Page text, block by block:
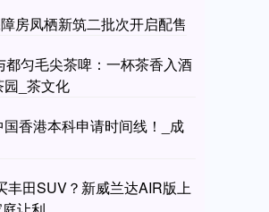
房凤栖新筑二批次开启配售
匀毛尖茶啤：一杯茶香入酒
_茶文化
香港本科申请时间线！_成
丰田SUV？新威兰达AIR版上